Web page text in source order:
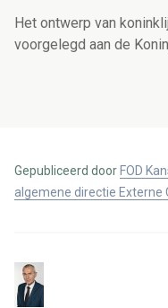
Het ontwerp van
voorgelegd aan de
Gepubliceerd door FOD
algemene directie Externe